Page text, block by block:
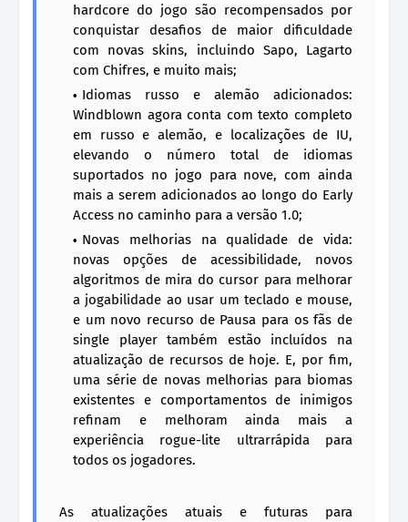
hardcore do jogo são recompensados ​​por
conquistar desafios de maior dificuldade
com novas skins, incluindo Sapo, Lagarto
com Chifres, e muito mais;
Idiomas russo e alemão adicionados:
Windblown agora conta com texto completo
em russo e alemão, e localizações de IU,
elevando o número total de idiomas
suportados no jogo para nove, com ainda
mais a serem adicionados ao longo do Early
Access no caminho para a versão 1.0;
Novas melhorias na qualidade de vida:
novas opções de acessibilidade, novos
algoritmos de mira do cursor para melhorar
a jogabilidade ao usar um teclado e mouse,
e um novo recurso de Pausa para os fãs de
single player também estão incluídos na
atualização de recursos de hoje. E, por fim,
uma série de novas melhorias para biomas
existentes e comportamentos de inimigos
refinam e melhoram ainda mais a
experiência rogue-lite ultrarrápida para
todos os jogadores.
As atualizações atuais e futuras para